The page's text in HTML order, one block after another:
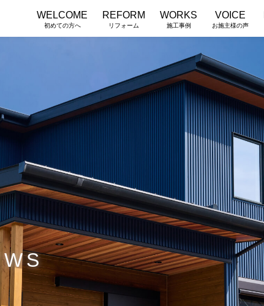
WELCOME
初めての方へ
REFORM
リフォーム
WORKS
施工事例
VOICE
お施主様の声